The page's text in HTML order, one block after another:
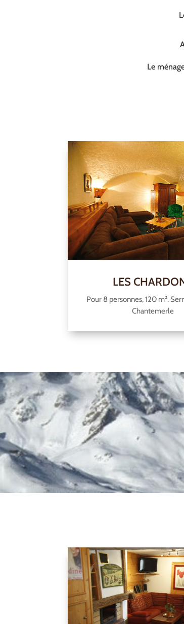
Le
LES
Pour 8 personnes, 120 m².
Chantemerle